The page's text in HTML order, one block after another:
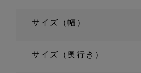
サイズ（幅）
サイズ（奥行き）